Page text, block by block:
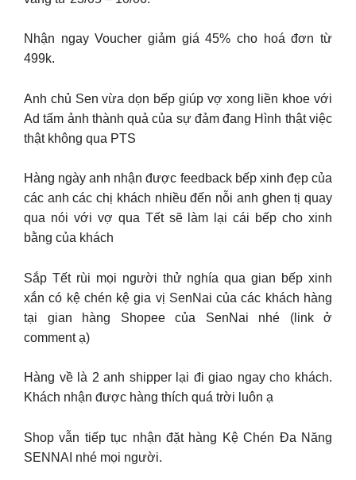
Nhận ngay Voucher giảm giá 45% cho hoá đơn từ
499k.
Anh chủ Sen vừa dọn bếp giúp vợ xong liền khoe với
Ad tấm ảnh thành quả của sự đảm đang Hình thật việc
thật không qua PTS
Hàng ngày anh nhận được feedback bếp xinh đẹp của
các anh các chị khách nhiều đến nỗi anh ghen tị quay
qua nói với vợ qua Tết sẽ làm lại cái bếp cho xinh
bằng của khách
Sắp Tết rùi mọi người thử nghía qua gian bếp xinh
xắn có kệ chén kệ gia vị SenNai của các khách hàng
tại gian hàng Shopee của SenNai nhé (link ở
comment ạ)
Hàng về là 2 anh shipper lại đi giao ngay cho khách.
Khách nhận được hàng thích quá trời luôn ạ
Shop vẫn tiếp tục nhận đặt hàng Kệ Chén Đa Năng
SENNAI nhé mọi người.